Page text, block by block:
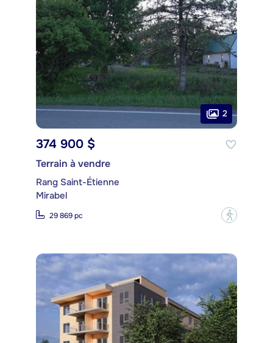
2
374 900 $
Terrain à vendre
Rang Saint-Étienne
Mirabel
29 869 pc ?